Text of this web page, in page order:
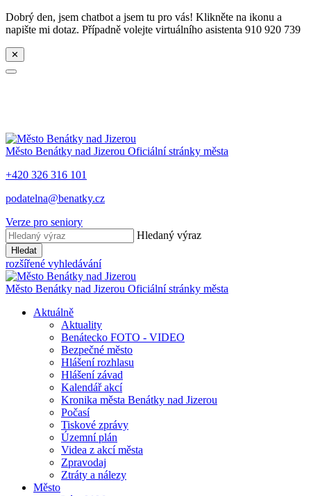
Dobrý den, jsem chatbot a jsem tu pro vás! Klikněte na ikonu a
napište mi dotaz. Případně volejte virtuálního asistenta 910 920 739
✕
Město Benátky nad Jizerou Oficiální stránky města
+420 326 316 101
podatelna@benatky.cz
Verze pro seniory
Hledaný výraz
Hledat
rozšířené vyhledávání
Město Benátky nad Jizerou Oficiální stránky města
Aktuálně
Aktuality
Benátecko FOTO - VIDEO
Bezpečné město
Hlášení rozhlasu
Hlášení závad
Kalendář akcí
Kronika města Benátky nad Jizerou
Počasí
Tiskové zprávy
Územní plán
Videa z akcí města
Zpravodaj
Ztráty a nálezy
Město